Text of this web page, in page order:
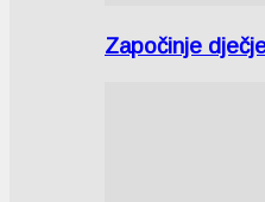
Započinje